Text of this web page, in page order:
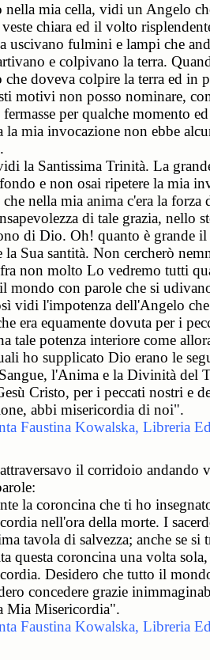
nella mia cella, vidi un Angelo
chiara ed il volto
uscivano fulmini e lampi che
e colpivano la terra.
doveva colpire la terra ed in
motivi non posso nominare,
per qualche momento
la mia invocazione non ebbe
la Santissima Trinità. La
e non osai ripetere la mia
che nella mia anima c'era la forza
di tale grazia, nello
di Dio. Oh! quanto è grande
Sua santità. Non cercherò
fra non molto Lo vedremo tutti
mondo con parole che si
vidi l'impotenza dell'Angelo
era equamente dovuta per i
tale potenza interiore come
ho supplicato Dio erano le
l'Anima e la Divinità del
Cristo, per i peccati nostri e
abbi misericordia di noi".
Faustina Kowalska, Libreria
il corridoio andando
la coroncina che ti ho
nell'ora della morte. I
tavola di salvezza; anche se si
questa coroncina una volta
Desidero che tutto il
concedere grazie
Mia Misericordia".
Faustina Kowalska, Libreria